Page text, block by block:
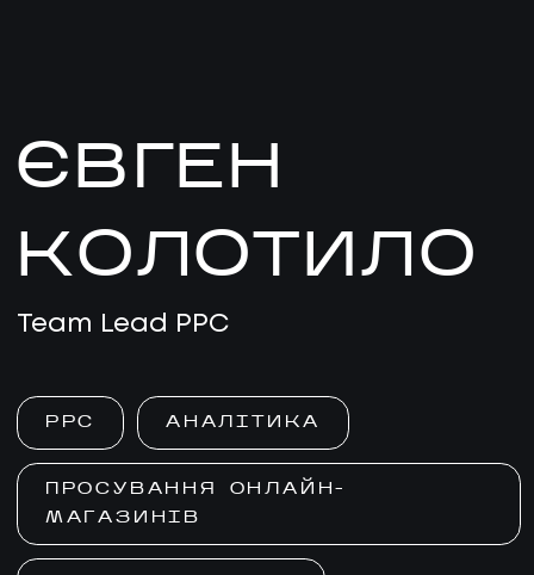
ЄВГЕН
КОЛОТИЛО
Team Lead PPC
PPC АНАЛІТИКА
ПРОСУВАННЯ ОНЛАЙН-
МАГАЗИНІВ